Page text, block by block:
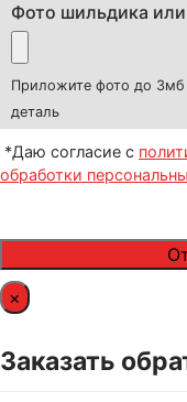
Фото шильдика
Приложите фото до
деталь
*Даю согласие с
обработки
×
Заказать